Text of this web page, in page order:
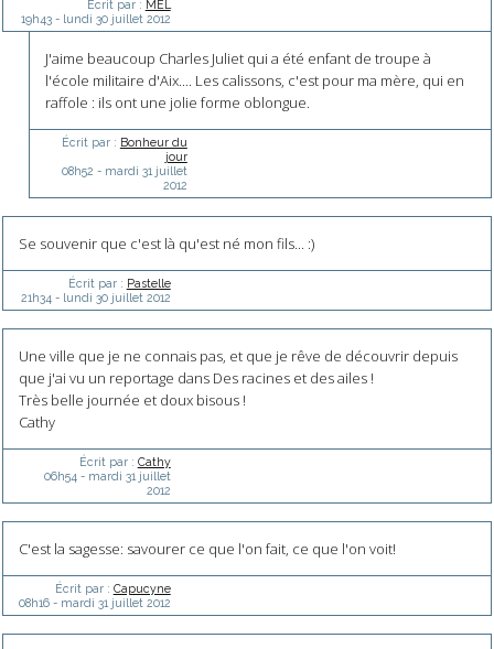
Écrit par : MEL
19h43- lundi 30 juillet 2012
J'aime beaucoup Charles Juliet qui a été enfant de troupe à
l'école militaire d'Aix.... Les calissons, c'est pour ma mère, qui en
raffole : ils ont une jolie forme oblongue.
Écrit par : Bonheur du
jour
08h52 - mardi 31 juillet
2012
Se souvenir que c'est là qu'est né mon fils... :)
Écrit par : Pastelle
21h34 - lundi 30 juillet 2012
Une ville que je ne connais pas, et que je rêve de découvrir depuis
que j'ai vu un reportage dans Des racines et des ailes !
Très belle journée et doux bisous !
Cathy
Écrit par : Cathy
06h54 - mardi 31 juillet
2012
C'est la sagesse: savourer ce que l'on fait, ce que l'on voit!
Écrit par : Capucyne
08h16- mardi 31 juillet 2012